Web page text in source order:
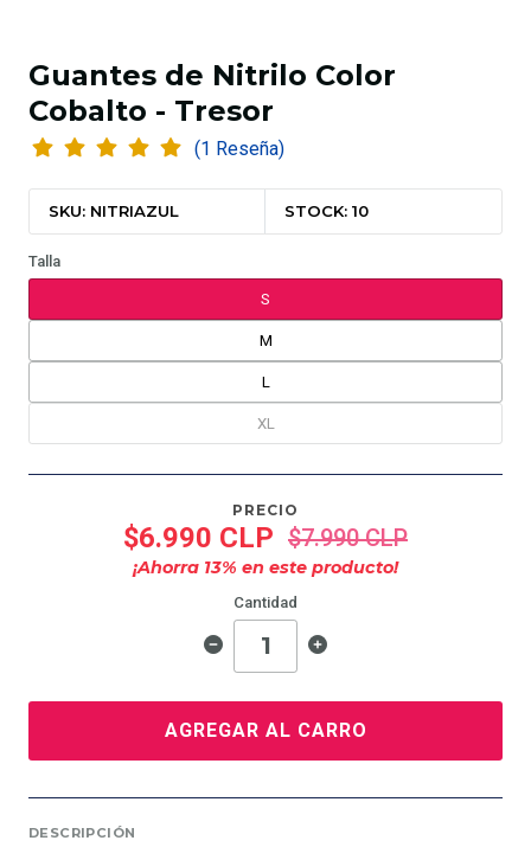
Guantes de Nitrilo Color
Cobalto - Tresor
(1 Reseña)
SKU: NITRIAZUL STOCK: 10
Talla
S
M
L
XL
PRECIO
$6.990 CLP $7.990 CLP
¡Ahorra 13% en este producto!
Cantidad
AGREGAR AL CARRO
DESCRIPCIÓN